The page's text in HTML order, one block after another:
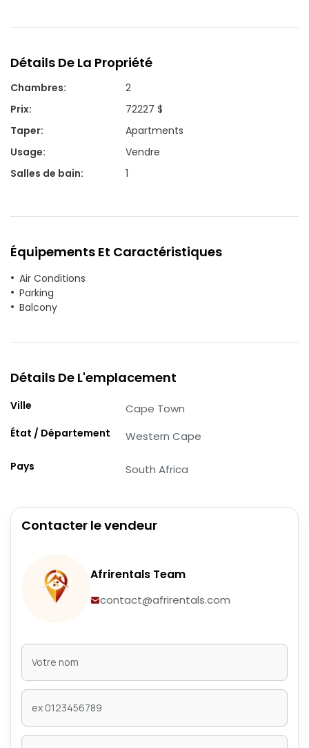
Détails De La Propriété
Chambres:
2
Prix:
72227 $
Taper:
Apartments
Usage:
Vendre
Salles de bain: 1
Équipements Et Caractéristiques
Air Conditions
Parking
Balcony
Détails De L'emplacement
Ville Cape Town
État / Département Western Cape
Pays South Africa
Contacter le vendeur
Afrirentals Team
contact@afrirentals.com